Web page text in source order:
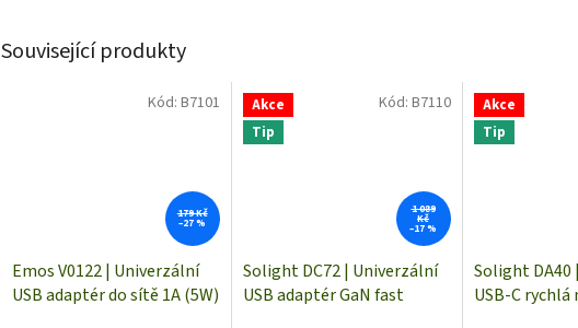
Související produkty
179 Kč
–27 %
Emos V0122 | Univerzální
USB adaptér do sítě 1A (5W)
Kód: B7101
Akce
Tip
1 089
Kč
–17 %
Solight DC72 | Univerzální
USB adaptér GaN fast
Kód: B7110
Akce
Tip
Solight DA40
USB-C rychlá